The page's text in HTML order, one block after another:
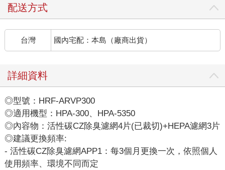
配送方式
台灣 國內宅配：本島（廠商出貨）
詳細資料
◎型號：HRF-ARVP300
◎適用機型：HPA-300、HPA-5350
◎內容物：活性碳CZ除臭濾網4片(已裁切)+HEPA濾網3片
◎建議更換頻率:
- 活性碳CZ除臭濾網APP1：每3個月更換一次，依照個人
使用頻率、環境不同而定